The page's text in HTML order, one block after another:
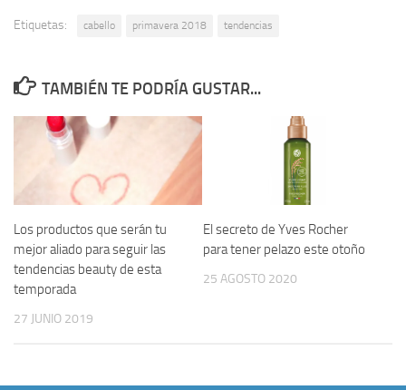
Etiquetas: cabello primavera 2018 tendencias
TAMBIÉN TE PODRÍA GUSTAR...
Los productos que serán tu
mejor aliado para seguir las
tendencias beauty de esta
temporada
27 JUNIO 2019
El secreto de Yves Rocher
para tener pelazo este otoño
25 AGOSTO 2020